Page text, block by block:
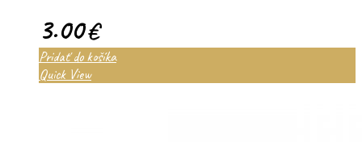
3.00€
Pridať do košíka
Quick View